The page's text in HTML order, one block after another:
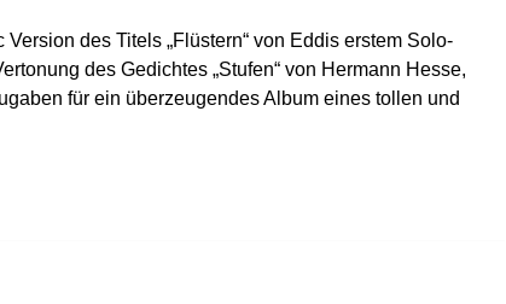
des Titels „Flüstern“ von Eddis erstem Solo-
des Gedichtes „Stufen“ von Hermann Hesse,
für ein überzeugendes Album eines tollen und